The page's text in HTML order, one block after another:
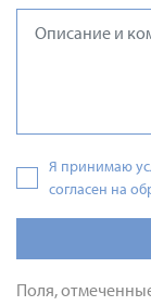
Я принимаю
согласен на
Поля,